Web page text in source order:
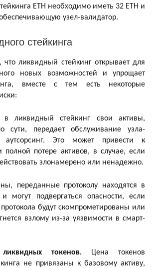
ETH необходимо иметь 32 ETH и
узел-валидатор.
стейкинга
что ликвидный стейкинг открывает для
новых возможностей и упрощает
вместе с тем есть некоторые
в ликвидный стейкинг свои активы,
сути, передает обслуживание узла-
аутсорсинг. Это может привести к
потере активов, в случае, если
злонамерено или ненадежно.
переданные протоколу находятся в
и могут подвергаться опасности, если
будут скомпрометированы или
взлому из-за уязвимости в смарт-
ликвидных токенов. Цена токенов
не привязаны к базовому активу,